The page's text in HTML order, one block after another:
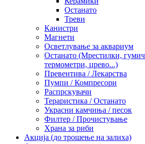
Останато
Треви
Канистри
Магнети
Осветлување за аквариум
Останато (Мрестилки,
термометри, црево...)
Превентива / Лекарства
Пумпи / Компресори
Распрскувачи
Тераристика / Останато
Украсни камчиња / песок
Филтер / Прочистување
Храна за риби
Акција (до трошење на залиха)